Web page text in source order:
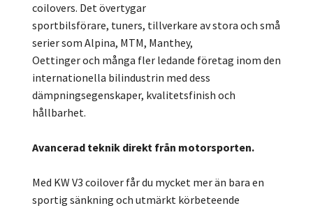
coilovers. Det övertygar
sportbilsförare, tuners, tillverkare av stora och små
serier som Alpina, MTM, Manthey,
Oettinger och många fler ledande företag inom den
internationella bilindustrin med dess
dämpningsegenskaper, kvalitetsfinish och
hållbarhet.
Avancerad teknik direkt från motorsporten.
Med KW V3 coilover får du mycket mer än bara en
sportig sänkning och utmärkt körbeteende